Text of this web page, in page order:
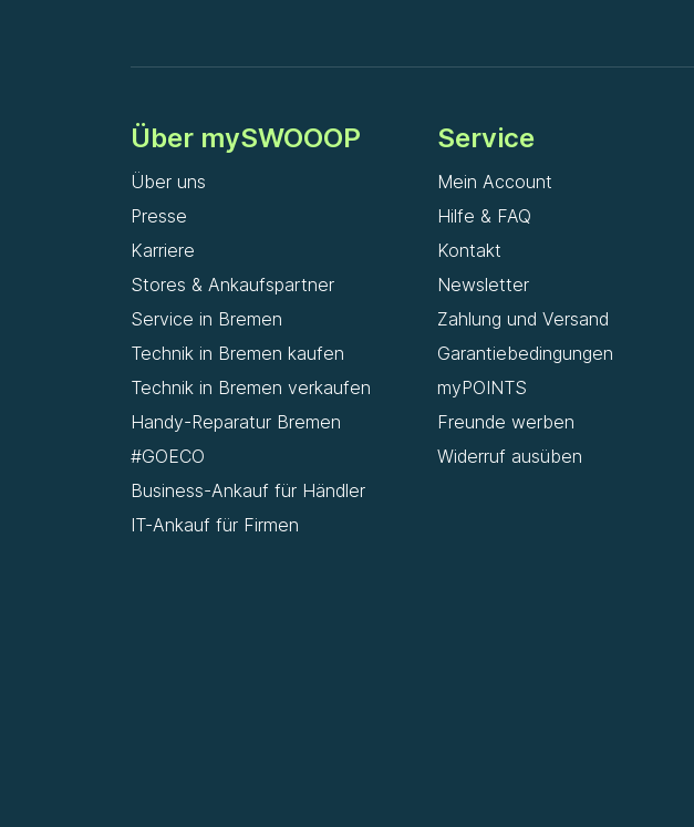
Über mySWOOOP
Über uns
Presse
Karriere
Stores & Ankaufspartner
Service in Bremen
Technik in Bremen kaufen
Technik in Bremen verkaufen
Handy-Reparatur Bremen
#GOECO
Business-Ankauf für Händler
IT-Ankauf für Firmen
Service
Mein Account
Hilfe & FAQ
Kontakt
Newsletter
Zahlung und Versand
Garantiebedingungen
myPOINTS
Freunde werben
Widerruf ausüben